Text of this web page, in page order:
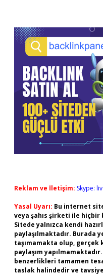
Reklam ve İletişim: Skype:
Yasal Uyarı: Bu internet
veya şahıs şirketi ile hiçbir
Sitede yalnızca kendi
paylaşılmaktadır. Burada
taşımamakta olup, gerçek
paylaşım
benzerlikleri tamamen
taslak halindedir ve